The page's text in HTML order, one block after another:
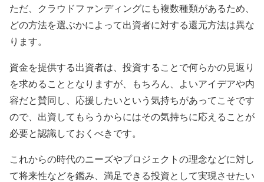
ただ、クラウドファンディングにも複数種類があるため、
どの方法を選ぶかによって出資者に対する還元方法は異な
ります。
資金を提供する出資者は、投資することで何らかの見返り
を求めることとなりますが、もちろん、よいアイデアや内
容だと賛同し、応援したいという気持ちがあってこそです
ので、出資してもらうからにはその気持ちに応えることが
必要と認識しておくべきです。
これからの時代のニーズやプロジェクトの理念などに対し
て将来性などを鑑み、満足できる投資として実現させたい